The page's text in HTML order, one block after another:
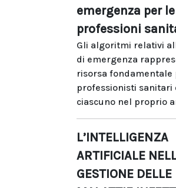
emergenza per le
professioni
Gli algoritmi relativi
di emergenza
risorsa fondamentale
professionisti sanitari
ciascuno nel proprio
L’INTELLIGENZA
ARTIFICIALE
GESTIONE DELLE